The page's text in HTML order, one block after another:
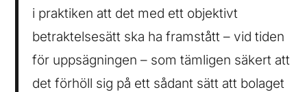
i praktiken att det med ett objektivt
betraktelsesätt ska ha framstått – vid tiden
för uppsägningen – som tämligen säkert att
det förhöll sig på ett sådant sätt att bolaget